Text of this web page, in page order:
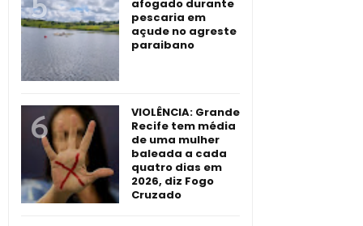
afogado durante
pescaria em
açude no agreste
paraibano
VIOLÊNCIA: Grande
Recife tem média
de uma mulher
baleada a cada
quatro dias em
2026, diz Fogo
Cruzado